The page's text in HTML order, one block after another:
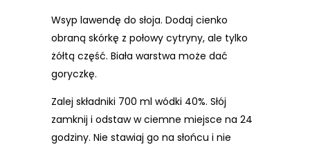
Wsyp lawendę do słoja. Dodaj cienko
obraną skórkę z połowy cytryny, ale tylko
żółtą część. Biała warstwa może dać
goryczkę.
Zalej składniki 700 ml wódki 40%. Słój
zamknij i odstaw w ciemne miejsce na 24
godziny. Nie stawiaj go na słońcu i nie